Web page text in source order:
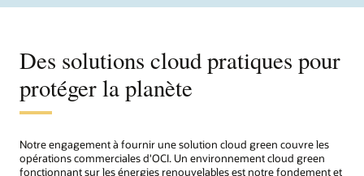
Des solutions cloud pratiques pour
protéger la planète
Notre engagement à fournir une solution cloud green couvre les
opérations commerciales d'OCI. Un environnement cloud green
fonctionnant sur les énergies renouvelables est notre fondement et